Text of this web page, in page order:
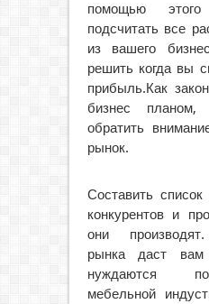
помощью
подсчитать все
из вашего
решить когда вы
прибыль.Как
бизнес
обратить
рынок.
Составить
конкурентов и
они
рынка даст
нуждаются
мебельной